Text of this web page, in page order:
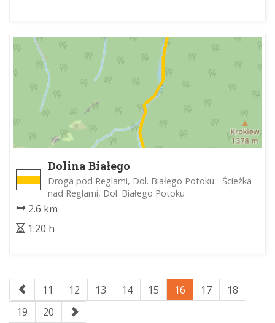
Dolina Białego
Droga pod Reglami, Dol. Białego Potoku - Ścieżka
nad Reglami, Dol. Białego Potoku
2.6 km
1:20 h
11 12 13 14 15 16 17
18
19
20